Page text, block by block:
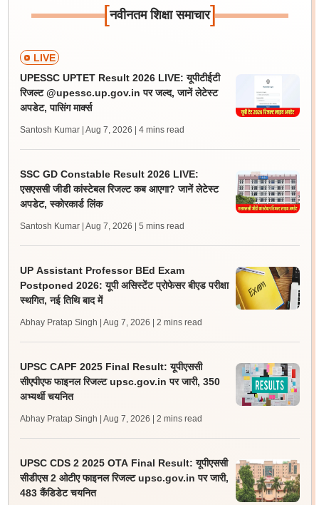
[नवीनतम शिक्षा समाचार]
LIVE
UPESSC UPTET Result 2026 LIVE: यूपीटीईटी
रिजल्ट @upessc.up.gov.in पर जल्द, जानें लेटेस्ट
अपडेट, पासिंग मार्क्स
Santosh Kumar | Aug 7, 2026 | 4 mins read
SSC GD Constable Result 2026 LIVE:
एसएससी जीडी कांस्टेबल रिजल्ट कब आएगा? जानें लेटेस्ट
अपडेट, स्कोरकार्ड लिंक
Santosh Kumar | Aug 7, 2026 | 5 mins read
UP Assistant Professor BEd Exam
Postponed 2026: यूपी असिस्टेंट प्रोफेसर बीएड परीक्षा
स्थगित, नई तिथि बाद में
Abhay Pratap Singh | Aug 7, 2026 | 2 mins read
UPSC CAPF 2025 Final Result: यूपीएससी
सीएपीएफ फाइनल रिजल्ट upsc.gov.in पर जारी, 350
अभ्यर्थी चयनित
Abhay Pratap Singh | Aug 7, 2026 | 2 mins read
UPSC CDS 2 2025 OTA Final Result: यूपीएससी
सीडीएस 2 ओटीए फाइनल रिजल्ट upsc.gov.in पर जारी,
483 कैंडिडेट चयनित